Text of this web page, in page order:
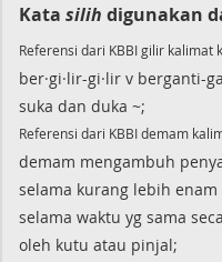
Kata silih digunakan
Referensi dari KBBI gilir kalimat
ber·gi·lir-gi·lir v berganti-
suka dan duka ~;
Referensi dari KBBI demam
demam mengambuh
selama kurang lebih
selama waktu yg sama
oleh kutu atau pinjal;